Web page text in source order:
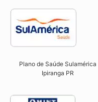
Plano de Saúde Sulamérica
Ipiranga PR